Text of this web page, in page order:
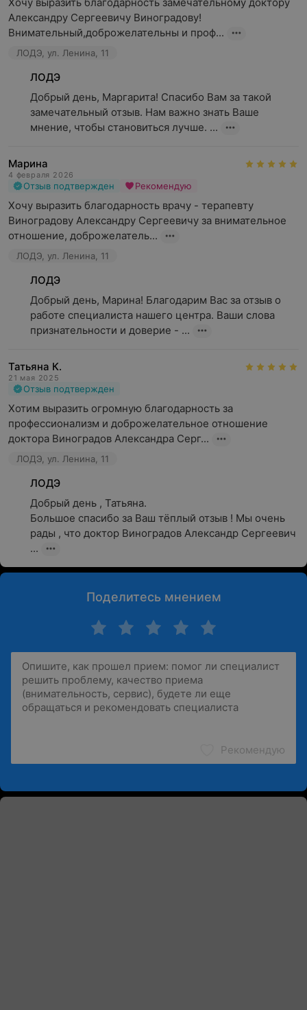
Александру Сергеевичу Виноградову!
Внимательный,доброжелательны и проф...
ЛОДЭ, ул. Ленина, 11
ЛОДЭ
Добрый день, Маргарита! Спасибо Вам за такой
замечательный отзыв. Нам важно знать Ваше
мнение, чтобы становиться лучше. ...
Марина
4 февраля 2026
Отзыв подтвержден Рекомендую
Хочу выразить благодарность врачу - терапевту
Виноградову Александру Сергеевичу за внимательное
отношение, доброжелатель...
ЛОДЭ, ул. Ленина, 11
ЛОДЭ
Добрый день, Марина! Благодарим Вас за отзыв о
работе специалиста нашего центра. Ваши слова
признательности и доверие - ...
Татьяна К.
21 мая 2025
Отзыв подтвержден
Хотим выразить огромную благодарность за
профессионализм и доброжелательное отношение
доктора Виноградов Александра Серг...
ЛОДЭ, ул. Ленина, 11
ЛОДЭ
Добрый день , Татьяна.
Большое спасибо за Ваш тёплый отзыв ! Мы очень
рады , что доктор Виноградов Александр Сергеевич
...
Поделитесь мнением
Рекомендую